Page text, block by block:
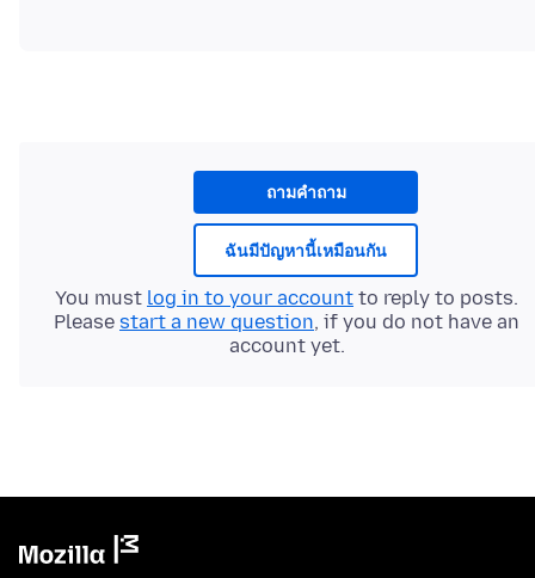
ถามคำถาม
ฉันมีปัญหานี้เหมือนกัน
You must log in to your account to reply to posts.
Please start a new question, if you do not have an
account yet.